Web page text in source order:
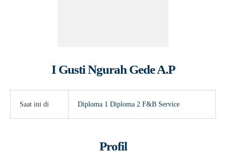
I Gusti Ngurah Gede A.P
Saat ini di Diploma 1 Diploma 2 F&B Service
Profil